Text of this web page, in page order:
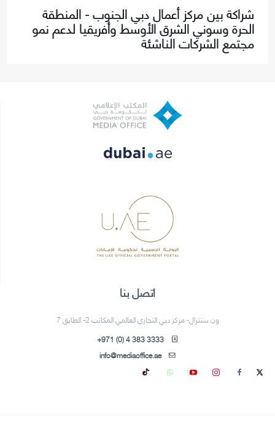
شراكة بين مركز أعمال دبي الجنوب - المنطقة
الحرة وسوني الشرق الأوسط وأفريقيا لدعم نمو
مجتمع الشركات الناشئة
اتصل بنا
ون سنترال- مركز دبي التجاري العالمي المكاتب 2- الطابق 7
+971 (0) 4 383 3333
info@mediaoffice.ae